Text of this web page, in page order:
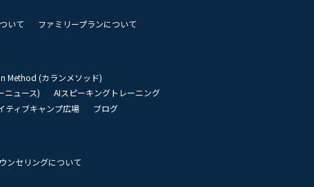
いて
ファミリープランについて
Method (カランメソッド)
ニュース)
AIスピーキングトレーニング
ティブキャンプ広場
ブログ
ンセリングについて